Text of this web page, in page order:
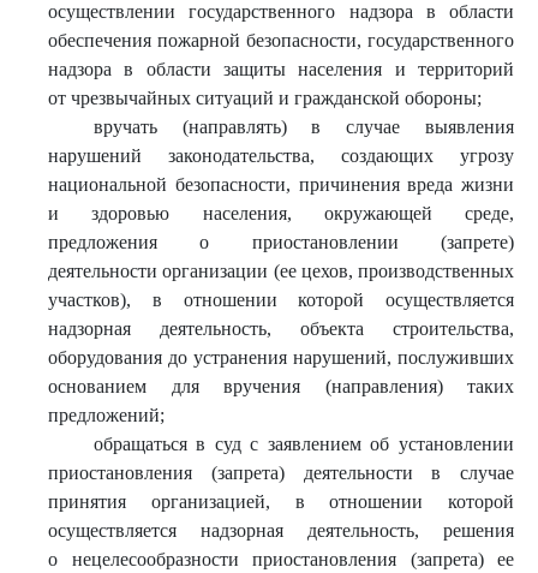
осуществлении государственного надзора в области
обеспечения пожарной безопасности, государственного
надзора в области защиты населения и территорий
от чрезвычайных ситуаций и гражданской обороны;
вручать (направлять) в случае выявления
нарушений законодательства, создающих угрозу
национальной безопасности, причинения вреда жизни
и здоровью населения, окружающей среде,
предложения о приостановлении (запрете)
деятельности организации (ее цехов, производственных
участков), в отношении которой осуществляется
надзорная деятельность, объекта строительства,
оборудования до устранения нарушений, послуживших
основанием для вручения (направления) таких
предложений;
обращаться в суд с заявлением об установлении
приостановления (запрета) деятельности в случае
принятия организацией, в отношении которой
осуществляется надзорная деятельность, решения
о нецелесообразности приостановления (запрета) ее